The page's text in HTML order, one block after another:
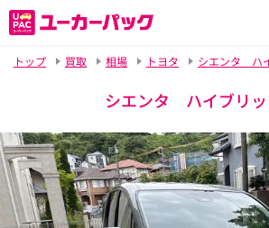
トップ
買取 相場 トヨタ シエンタ ハ
シエンタ ハイブリッ